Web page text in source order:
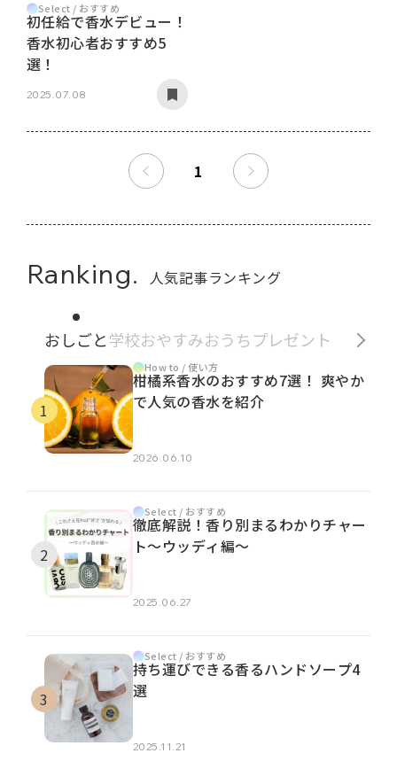
Select / おすすめ
初任給で香水デビュー！
香水初心者おすすめ5
選！
2025.07.08
1
Ranking. 人気記事ランキング
おしごと学校おやすみおうち プレゼント
How to / 使い方
柑橘系香水のおすすめ7選！ 爽やか
で人気の香水を紹介
2026.06.10
Select / おすすめ
徹底解説！香り別まるわかりチャー
ト～ウッディ編～
2025.06.27
Select / おすすめ
持ち運びできる香るハンドソープ4
選
2025.11.21